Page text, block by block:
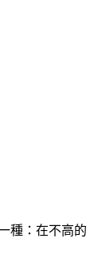
種：在不高的